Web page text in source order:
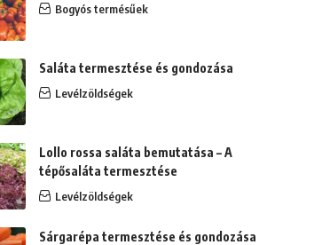
Bogyós termésűek
Saláta termesztése és gondozása
Levélzöldségek
Lollo rossa saláta bemutatása – A
tépősaláta termesztése
Levélzöldségek
Sárgarépa termesztése és gondozása